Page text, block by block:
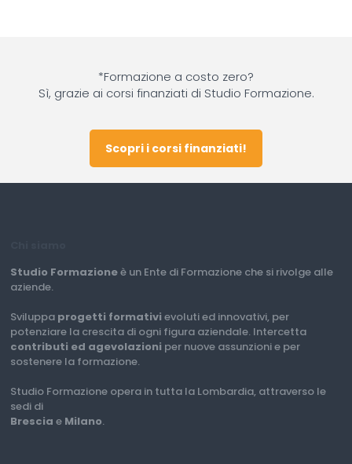
*Formazione a costo zero?
Sì, grazie ai corsi finanziati di Studio Formazione.
Scopri i corsi finanziati!
Studio Formazioneè un Ente di Formazione che si rivolge alle
aziende.
Sviluppa progetti formativi evoluti ed innovativi, per
potenziare la crescita di ogni figura aziendale. Intercetta
contributi ed agevolazioni per nuove assunzioni e per
sostenere la formazione.
Studio Formazione opera in tutta la Lombardia, attraverso le
sedi di
Brescia e Milano.